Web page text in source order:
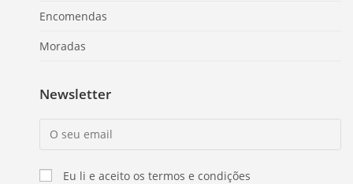
Encomendas
Moradas
Newsletter
Eu li e aceito os termos e condições